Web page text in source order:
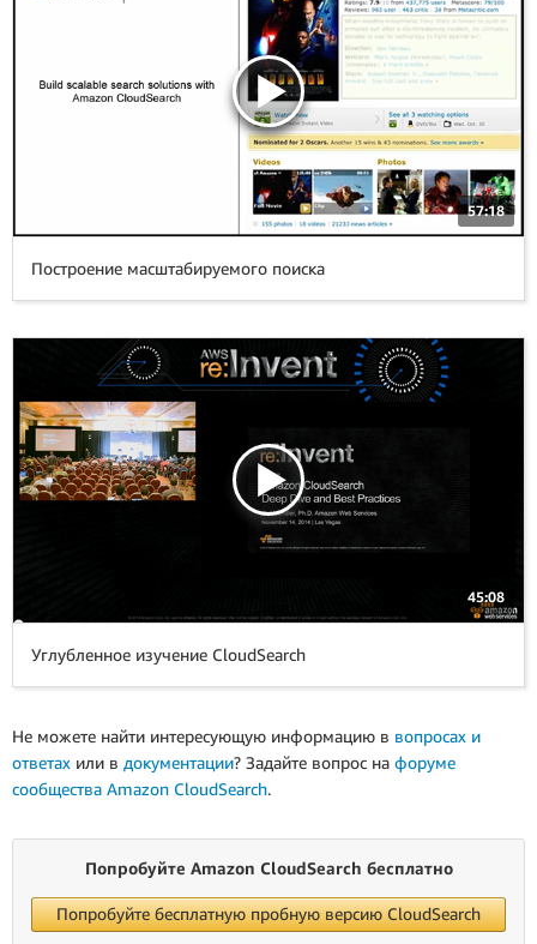
57:18
Построение масштабируемого поиска
45:08
Углубленное изучение CloudSearch
Не можете найти интересующую информацию в вопросах и
ответах или в документации? Задайте вопрос на форуме
сообщества Amazon CloudSearch.
Попробуйте Amazon CloudSearch бесплатно
Попробуйте бесплатную пробную версию CloudSearch